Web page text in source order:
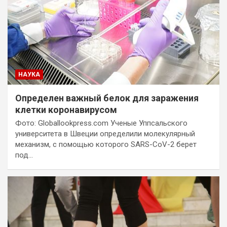
НАУКА
Определен важный белок для заражения
клетки коронавирусом
Фото: Globallookpress.com Ученые Уппсальского
университета в Швеции определили молекулярный
механизм, с помощью которого SARS-CoV-2 берет
под…